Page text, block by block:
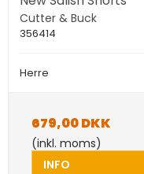
Cutter & Buck
356414
Herre
679,00 DKK
(inkl. moms)
INFO